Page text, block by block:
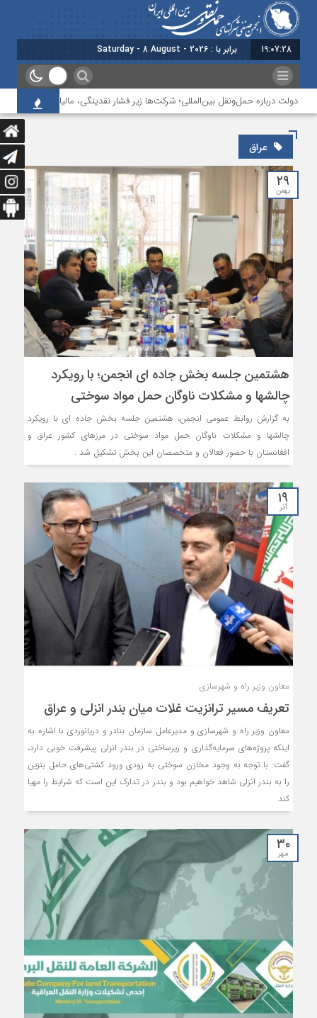
19:07:28 برابر با : Saturday - 8 August - 2026
دولت درباره حمل‌ونقل بین‌المللی؛ شرکت‌ها زیر فشار نقدینگی، مالیات و افت عملیات
عراق
۲۹
بهمن
هشتمین جلسه بخش جاده ای انجمن؛ با رویکرد
چالشها و مشکلات ناوگان حمل مواد سوختی
به گزارش روابط عمومی انجمن، هشتمین جلسه بخش جاده ای با رویکرد
چالشها و مشکلات ناوگان حمل مواد سوختی در مرزهای کشور عراق و
افغانستان با حضور فعالان و متخصصان این بخش تشکیل شد .
۱۹
آذر
معاون وزیر راه و شهرسازی
تعریف مسیر ترانزیت غلات میان بندر انزلی و عراق
معاون وزیر راه و شهرسازی و مدیرعامل سازمان بنادر و دریانوردی با اشاره به
اینکه پروژه‌های سرمایه‌گذاری و زیرساختی در بندر انزلی پیشرفت خوبی دارد،
گفت: با توجه به‌ وجود مخازن سوختی به زودی ورود کشتی‌های حامل بنزین
را به بندر انزلی شاهد خواهیم بود و بندر در تدارک این است که شرایط را مهیا
کند.
۳۰
مهر